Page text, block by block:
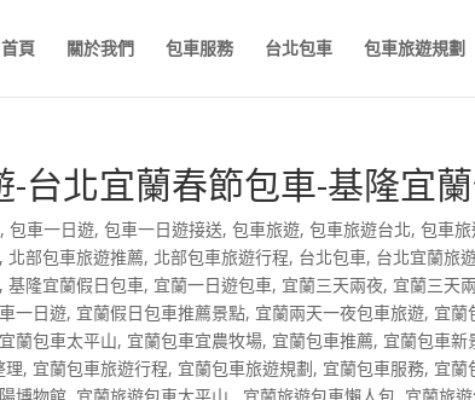
首頁 關於我們 包車服務 台北包車 包車旅遊規劃
-台北宜蘭春節包車-基隆宜
,包車一日遊,包車一日遊接送,包車旅遊,包車旅遊台北,包車
, 北部包車旅遊推薦, 北部包車旅遊行程, 台北包車, 台北宜蘭旅
,基隆宜蘭假日包車, 宜蘭一日遊包車, 宜蘭三天兩夜, 宜蘭三天
一日遊, 宜蘭假日包車推薦景點, 宜蘭兩天一夜包車旅遊, 宜蘭
宜蘭包車太平山, 宜蘭包車宜農牧場, 宜蘭包車推薦, 宜蘭包車新
理, 宜蘭包車旅遊行程, 宜蘭包車旅遊規劃, 宜蘭包車服務, 宜蘭